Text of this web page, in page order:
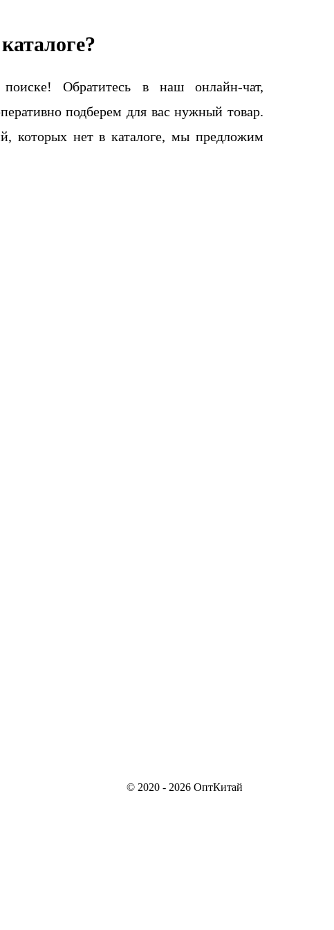
Обратитесь в наш онлайн-чат,
подберем для вас нужный товар.
которых нет в каталоге, мы предложим
© 2020 - 2026 ОптКитай